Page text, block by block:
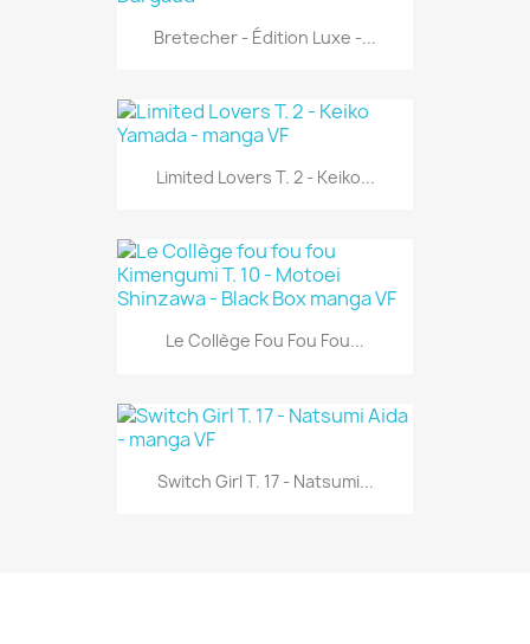
Bretecher - Édition Luxe -...
Limited Lovers T. 2 - Keiko...
Le Collège Fou Fou Fou...
Switch Girl T. 17 - Natsumi...